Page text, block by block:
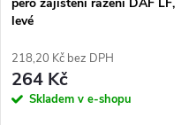
levé
218,20 Kč bez DPH
264 Kč
Skladem v e-shopu